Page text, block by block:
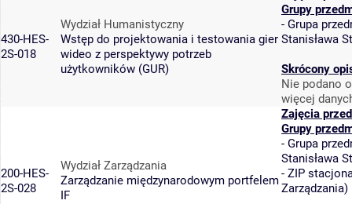
430-HES-
2S-018
Wydział Humanistyczny
Wstęp do projektowania i testowania gier
wideo z perspektywy potrzeb
użytkowników (GUR)
Grupy
- Grupa
Stanisława
Skrócony
Nie podano
więcej
200-HES-
2S-028
Wydział Zarządzania
Zarządzanie międzynarodowym portfelem
IF
Zajęcia
Grupy
- Grupa
Stanisława
- ZIP
Zarządzania)